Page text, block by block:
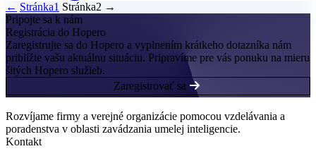
← Stránka1 Stránka2 →
Pripojte sa k nám
Registrácia do Hopero
Zaregistrujte sa do Hopero a vyplnením krátkeho dotazníka nám
priblížte vašu aktuálnu situáciu. Pripravíme pre vás ponuku na mieru
šitých Hopero služieb.
Zaregistrovať sa
Rozvíjame firmy a verejné organizácie pomocou vzdelávania a
poradenstva v oblasti zavádzania umelej inteligencie.
Kontakt